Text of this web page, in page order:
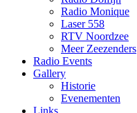
Radio Monique
Laser 558
RTV Noordzee
Meer Zeezenders
Radio Events
Gallery
Historie
Evenementen
Links